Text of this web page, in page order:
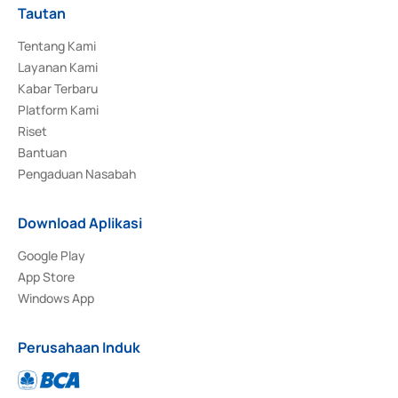
Tautan
Tentang Kami
Layanan Kami
Kabar Terbaru
Platform Kami
Riset
Bantuan
Pengaduan Nasabah
Download Aplikasi
Google Play
App Store
Windows App
Perusahaan Induk